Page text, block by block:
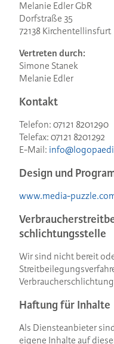
Melanie Edler GbR
Dorfstraße 35
72138 Kirchentellinsfurt
Vertreten durch:
Simone Stanek
Melanie Edler
Kontakt
Telefon: 07121 8201290
Telefax: 07121 8201292
E-Mail: info@
Design und
www.media-
schlichtungs­stelle
Wir sind nicht bereit
Haftung für Inhalte
Als Diensteanbieter
eigene Inhalte auf